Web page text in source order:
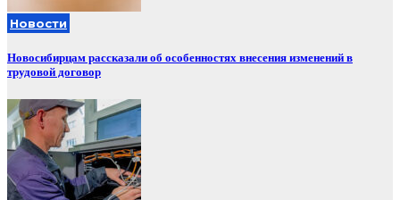
Новости
Новосибирцам рассказали об особенностях внесения изменений в
трудовой договор